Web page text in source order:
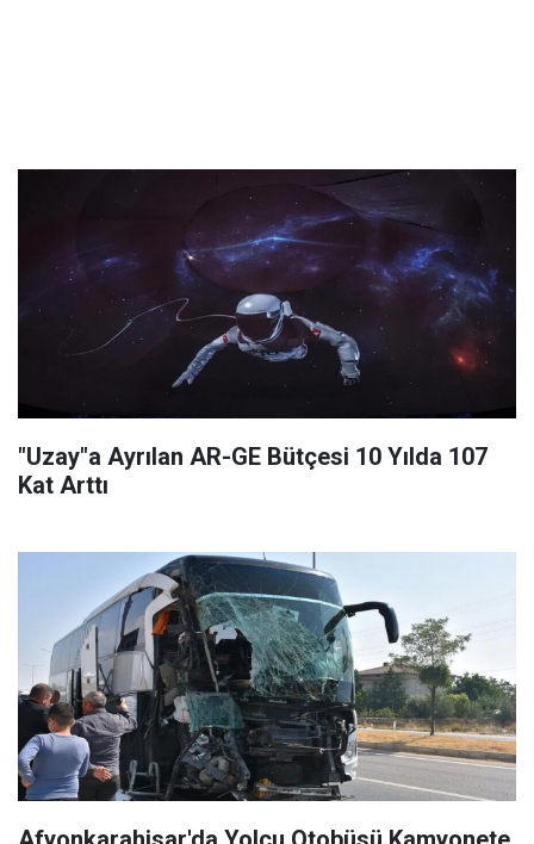
"Uzay"a Ayrılan AR-GE Bütçesi 10 Yılda 107
Kat Arttı